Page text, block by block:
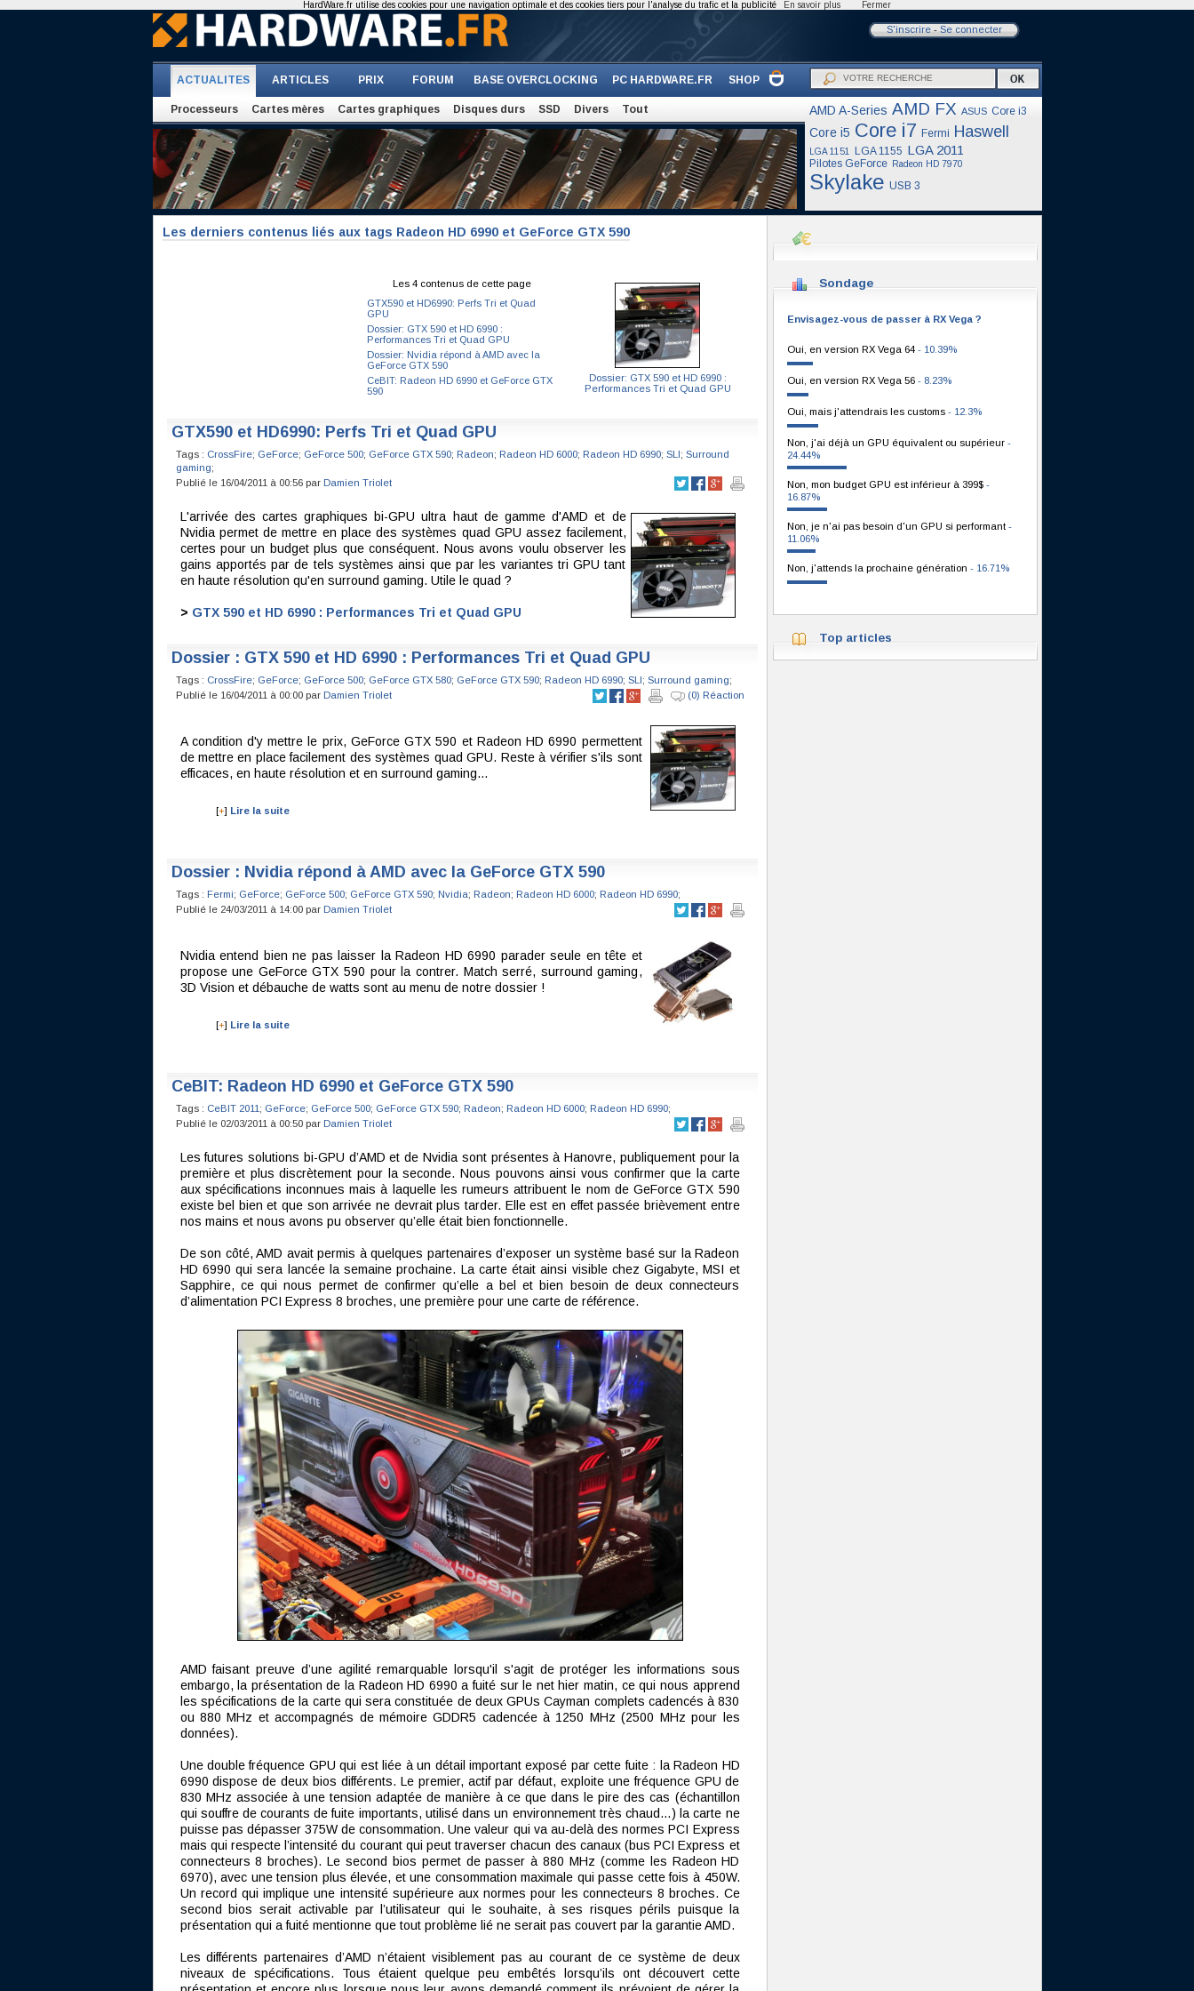
S'inscrire- Se connecter
ACTUALITES ARTICLES PRIX FORUM BASE OVERCLOCKING PC HARDWARE.FR SHOP
Processeurs Cartes mères Cartes graphiques Disques durs SSD Divers Tout AMD A-Series AMD FX ASUS Core i3
Core i5 Core i7 Fermi Haswell
LGA 1151 LGA 1155 LGA 2011
Pilotes GeForce Radeon HD 7970
Skylake USB 3
Les derniers contenus liés aux tags Radeon HD 6990 et GeForce GTX 590
Les 4 contenus de cette page
GTX590 et HD6990: Perfs Tri et Quad
GPU
Dossier: GTX 590 et HD 6990 :
Performances Tri et Quad GPU
Dossier: Nvidia répond à AMD avec la
GeForce GTX 590
CeBIT: Radeon HD 6990 et GeForce GTX
590
Dossier: GTX 590 et HD 6990 :
Performances Tri et Quad GPU
GTX590 et HD6990: Perfs Tri et Quad GPU
Tags : CrossFire; GeForce; GeForce 500; GeForce GTX 590; Radeon; Radeon HD 6000; Radeon HD 6990; SLI; Surround
gaming;
Publié le 16/04/2011 à 00:56 par Damien Triolet
L'arrivée des cartes graphiques bi-GPU ultra haut de gamme d'AMD et de
Nvidia permet de mettre en place des systèmes quad GPU assez facilement,
certes pour un budget plus que conséquent. Nous avons voulu observer les
gains apportés par de tels systèmes ainsi que par les variantes tri GPU tant
en haute résolution qu'en surround gaming. Utile le quad ?
> GTX 590 et HD 6990 : Performances Tri et Quad GPU
Dossier : GTX 590 et HD 6990 : Performances Tri et Quad GPU
Tags : CrossFire; GeForce; GeForce 500; GeForce GTX 580; GeForce GTX 590; Radeon HD 6990; SLI; Surround gaming;
Publié le 16/04/2011 à 00:00 par Damien Triolet (0) Réaction
A condition d'y mettre le prix, GeForce GTX 590 et Radeon HD 6990 permettent
de mettre en place facilement des systèmes quad GPU. Reste à vérifier s'ils sont
efficaces, en haute résolution et en surround gaming...
[+] Lire la suite
Dossier : Nvidia répond à AMD avec la GeForce GTX 590
Tags : Fermi; GeForce; GeForce 500; GeForce GTX 590; Nvidia; Radeon; Radeon HD 6000; Radeon HD 6990;
Publié le 24/03/2011 à 14:00 par Damien Triolet
Nvidia entend bien ne pas laisser la Radeon HD 6990 parader seule en tête et
propose une GeForce GTX 590 pour la contrer. Match serré, surround gaming,
3D Vision et débauche de watts sont au menu de notre dossier !
[+] Lire la suite
CeBIT: Radeon HD 6990 et GeForce GTX 590
Tags : CeBIT 2011 ; GeForce; GeForce 500; GeForce GTX 590; Radeon; Radeon HD 6000; Radeon HD 6990;
Publié le 02/03/2011 à 00:50 par Damien Triolet
Les futures solutions bi-GPU d’AMD et de Nvidia sont présentes à Hanovre, publiquement pour la
première et plus discrètement pour la seconde. Nous pouvons ainsi vous confirmer que la carte
aux spécifications inconnues mais à laquelle les rumeurs attribuent le nom de GeForce GTX 590
existe bel bien et que son arrivée ne devrait plus tarder. Elle est en effet passée brièvement entre
nos mains et nous avons pu observer qu’elle était bien fonctionnelle.
De son côté, AMD avait permis à quelques partenaires d’exposer un système basé sur la Radeon
HD 6990 qui sera lancée la semaine prochaine. La carte était ainsi visible chez Gigabyte, MSI et
Sapphire, ce qui nous permet de confirmer qu’elle a bel et bien besoin de deux connecteurs
d’alimentation PCI Express 8 broches, une première pour une carte de référence.
AMD faisant preuve d’une agilité remarquable lorsqu'il s'agit de protéger les informations sous
embargo, la présentation de la Radeon HD 6990 a fuité sur le net hier matin, ce qui nous apprend
les spécifications de la carte qui sera constituée de deux GPUs Cayman complets cadencés à 830
ou 880 MHz et accompagnés de mémoire GDDR5 cadencée à 1250 MHz (2500 MHz pour les
données).
Une double fréquence GPU qui est liée à un détail important exposé par cette fuite : la Radeon HD
6990 dispose de deux bios différents. Le premier, actif par défaut, exploite une fréquence GPU de
830 MHz associée à une tension adaptée de manière à ce que dans le pire des cas (échantillon
qui souffre de courants de fuite importants, utilisé dans un environnement très chaud…) la carte ne
puisse pas dépasser 375W de consommation. Une valeur qui va au-delà des normes PCI Express
mais qui respecte l’intensité du courant qui peut traverser chacun des canaux (bus PCI Express et
connecteurs 8 broches). Le second bios permet de passer à 880 MHz (comme les Radeon HD
6970), avec une tension plus élevée, et une consommation maximale qui passe cette fois à 450W.
Un record qui implique une intensité supérieure aux normes pour les connecteurs 8 broches. Ce
second bios serait activable par l’utilisateur qui le souhaite, à ses risques périls puisque la
présentation qui a fuité mentionne que tout problème lié ne serait pas couvert par la garantie AMD.
Les différents partenaires d’AMD n’étaient visiblement pas au courant de ce système de deux
niveaux de spécifications. Tous étaient quelque peu embêtés lorsqu’ils ont découvert cette
Sondage
Envisagez-vous de passer à RX Vega ?
Oui, en version RX Vega 64 - 10.39%
Oui, en version RX Vega 56 - 8.23%
Oui, mais j'attendrais les customs - 12.3%
Non, j'ai déjà un GPU équivalent ou supérieur -
24.44%
Non, mon budget GPU est inférieur à 399$ -
16.87%
Non, je n'ai pas besoin d'un GPU si performant -
11.06%
Non, j'attends la prochaine génération - 16.71%
Top articles
HardWare.fr utilise des cookies pour une navigation optimale et des cookies tiers pour l'analyse du trafic et la publicité En savoir plus Fermer